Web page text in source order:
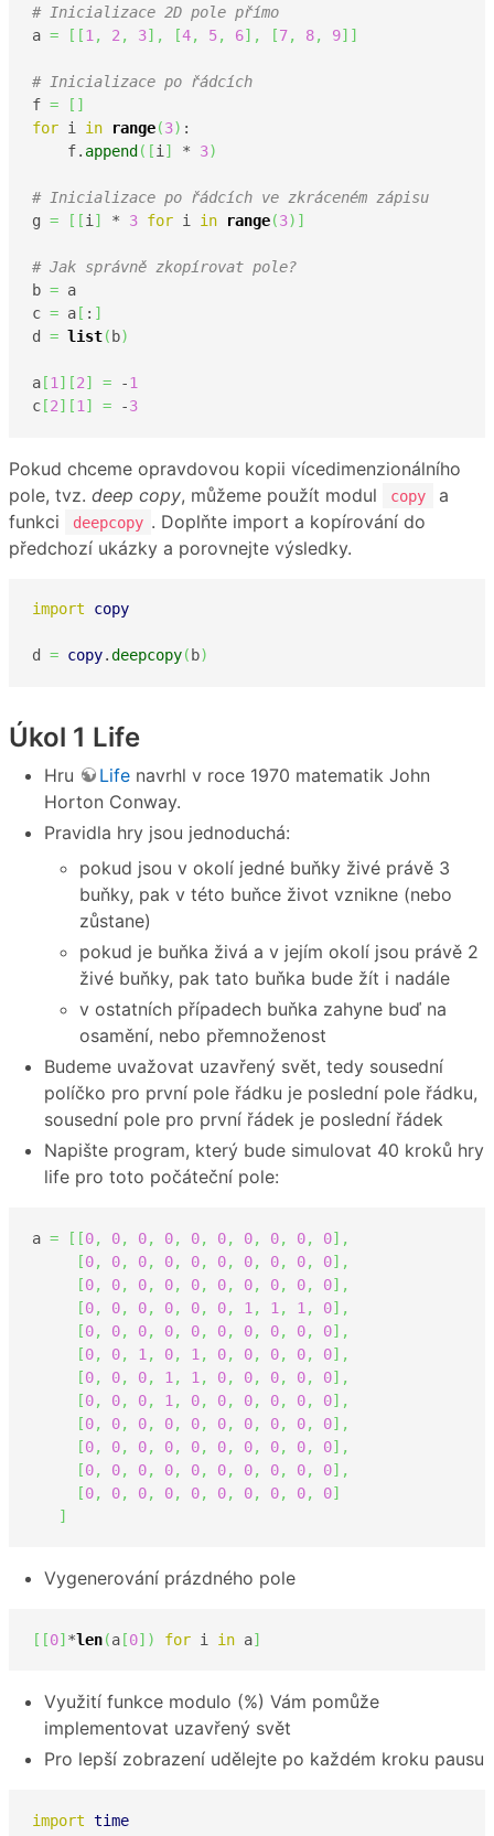
# Inicializace 2D pole přímo
a = [ [1, 2, 3] , [4, 5, 6] , [7, 8, 9] ]
# Inicializace po řádcích
f = [ ]
for i in range(3) :
    f.
append ( [i] * 3)
# Inicializace po řádcích ve zkráceném zápisu
g = [ [i] * 3 for i in range(3) ]
# Jak správně zkopírovat pole?
b = a
c = a [ : ]
d = list( b)
a [1] [2] = -1
c [2] [1] = -3
Pokud chceme opravdovou kopii vícedimenzionálního
pole, tvz. deep copy, můžeme použít modul copy
a
funkci
deepcopy . Doplňte import a kopírování do
předchozí ukázky a porovnejte výsledky.
import copy
d = copy.deepcopy( b)
Úkol 1 Life
Hru Life navrhl v roce 1970 matematik John
Horton Conway.
Pravidla hry jsou jednoduchá:
pokud jsou v okolí jedné buňky živé právě 3
buňky, pak v této buňce život vznikne (nebo
zůstane)
pokud je buňka živá a v jejím okolí jsou právě 2
živé buňky, pak tato buňka bude žít i nadále
v ostatních případech buňka zahyne buď na
osamění, nebo přemnoženost
Budeme uvažovat uzavřený svět, tedy sousední
políčko pro první pole řádku je poslední pole řádku,
sousední pole pro první řádek je poslední řádek
Napište program, který bude simulovat 40 kroků hry
life pro toto počáteční pole:
a = [ [0, 0, 0, 0, 0, 0, 0, 0, 0, 0] ,
[0, 0, 0, 0, 0, 0, 0, 0, 0, 0] ,
[0, 0, 0, 0, 0, 0, 0, 0, 0, 0] ,
[0, 0, 0, 0, 0, 0, 1 , 1 , 1 , 0] ,
[0, 0, 0, 0, 0, 0, 0, 0, 0, 0] ,
[0, 0, 1 , 0, 1 , 0, 0, 0, 0, 0] ,
[0, 0, 0, 1 , 1 , 0, 0, 0, 0, 0] ,
[0, 0, 0, 1 , 0, 0, 0, 0, 0, 0] ,
[0, 0, 0, 0, 0, 0, 0, 0, 0, 0] ,
[0, 0, 0, 0, 0, 0, 0, 0, 0, 0] ,
[0, 0, 0, 0, 0, 0, 0, 0, 0, 0] ,
[0, 0, 0, 0, 0, 0, 0, 0, 0, 0]
]
Vygenerování prázdného pole
[ [0] *len(a [0] ) for i in a]
Využití funkce modulo (%) Vám pomůže
implementovat uzavřený svět
Pro lepší zobrazení udělejte po každém kroku pausu
import time